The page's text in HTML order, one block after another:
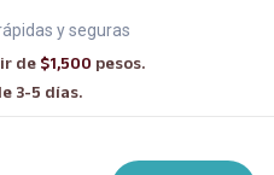
y seguras
de $1,500 pesos.
3-5 días.